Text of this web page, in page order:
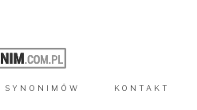
SYNONIMÓW KONTAKT